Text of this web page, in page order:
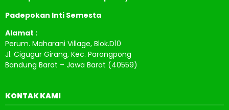
Padepokan Inti Semesta
Alamat :
Perum. Maharani Village, Blok.D10
Jl. Cigugur Girang, Kec. Parongpong
Bandung Barat – Jawa Barat (40559)
KONTAK KAMI